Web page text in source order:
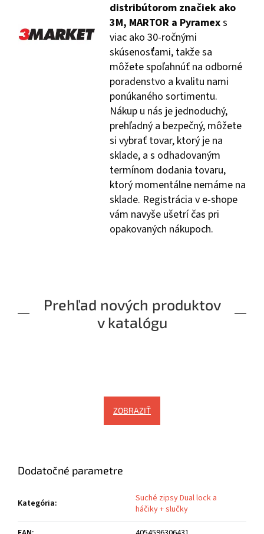
distribútorom značiek ako
3M, MARTOR a Pyramexs
viac ako 30-ročnými
skúsenosťami, takže sa
môžete spoľahnúť na odborné
poradenstvo a kvalitu nami
ponúkaného sortimentu.
Nákup u nás je jednoduchý,
prehľadný a bezpečný, môžete
si vybrať tovar, ktorý je na
sklade, a s odhadovaným
termínom dodania tovaru,
ktorý momentálne nemáme na
sklade. Registrácia v e-shope
vám navyše ušetrí čas pri
opakovaných nákupoch.
Prehľad nových produktov
v katalógu
ZOBRAZIŤ
Dodatočné parametre
Kategória:
Suché zipsy Dual lock a
háčiky + slučky